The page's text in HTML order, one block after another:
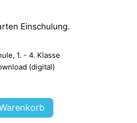
Einschulung.
1. - 4. Klasse
(digital)